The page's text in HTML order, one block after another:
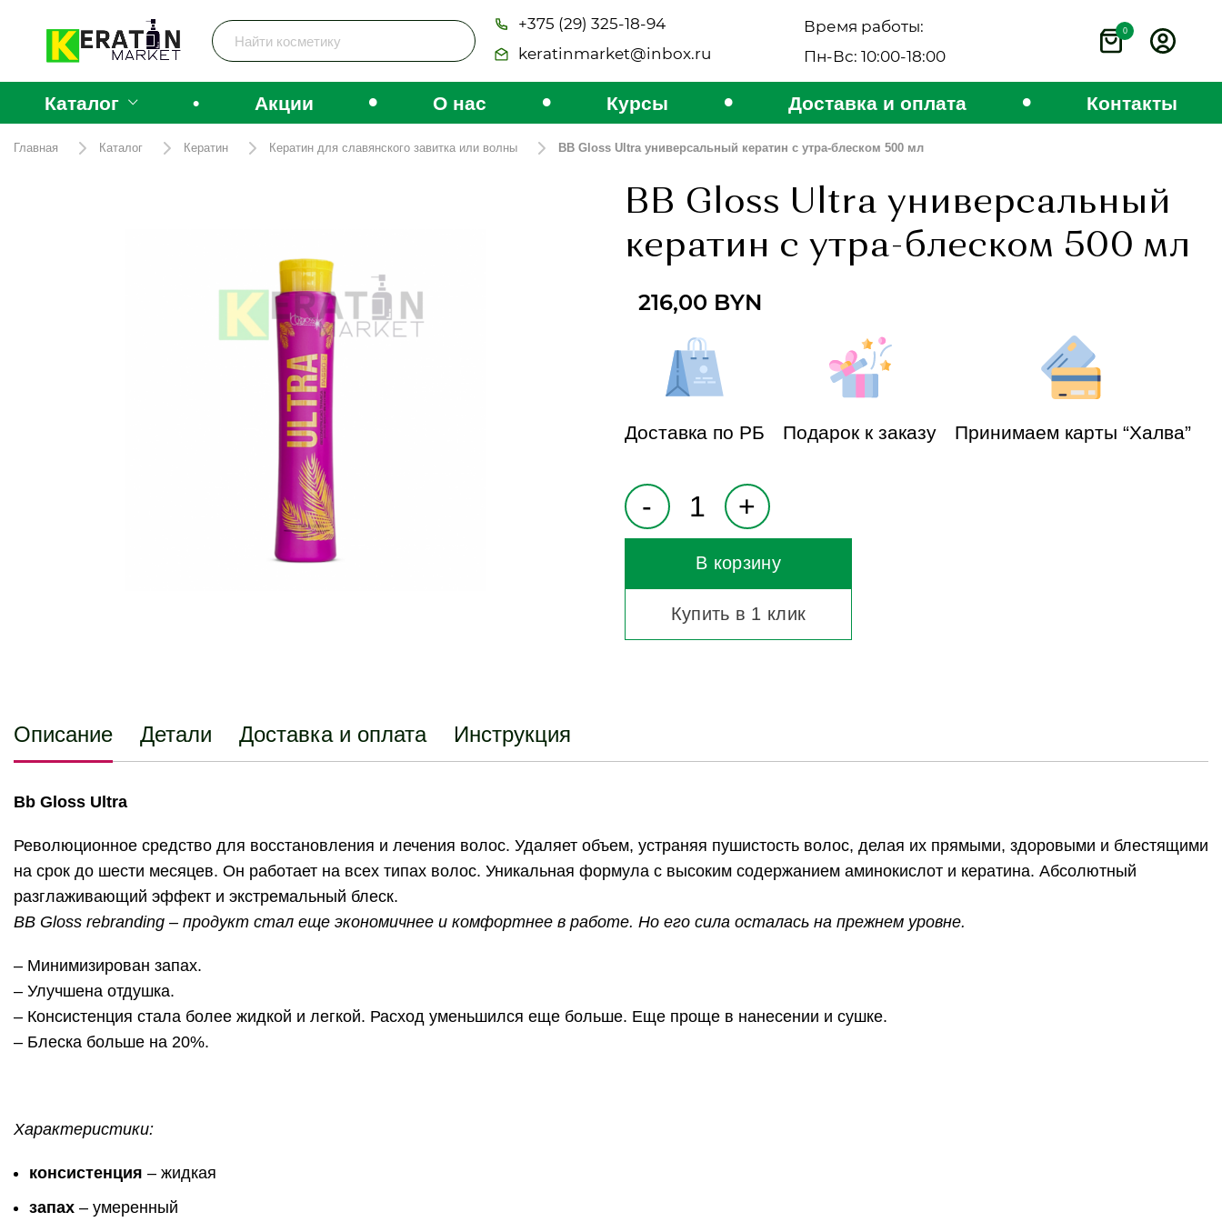
+375 (29) 325-18-94
keratinmarket@inbox.ru
Время работы:
Пн-Вс: 10:00-18:00
0
Каталог • Акции • О нас • Курсы • Доставка и оплата • Контакты
Главная Каталог Кератин Кератин для славянского завитка или волны BB Gloss Ultra универсальный кератин с утра-блеском 500 мл
BB Gloss Ultra универсальный
кератин с утра-блеском 500 мл
216,00 BYN
Доставка по РБ Подарок к заказу Принимаем карты “Халва”
В корзину
Купить в 1 клик
Описание Детали Доставка и оплата Инструкция
Bb Gloss Ultra
Революционное средство для восстановления и лечения волос. Удаляет объем, устраняя пушистость волос, делая их прямыми, здоровыми и блестящими
на срок до шести месяцев. Он работает на всех типах волос. Уникальная формула с высоким содержанием аминокислот и кератина. Абсолютный
разглаживающий эффект и экстремальный блеск.
BB Gloss rebranding – продукт стал еще экономичнее и комфортнее в работе. Но его сила осталась на прежнем уровне.
– Минимизирован запах.
– Улучшена отдушка.
– Консистенция стала более жидкой и легкой. Расход уменьшился еще больше. Еще проще в нанесении и сушке.
– Блеска больше на 20%.
Характеристики:
консистенция – жидкая
запах – умеренный